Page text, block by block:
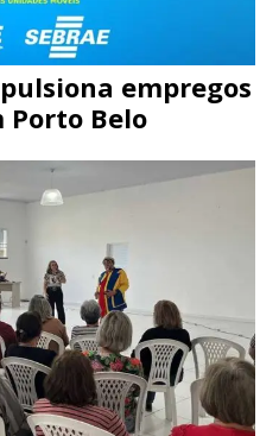
empregos
Porto Belo